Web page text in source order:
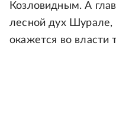
Козловидным. А
лесной дух Шурале,
окажется во власти